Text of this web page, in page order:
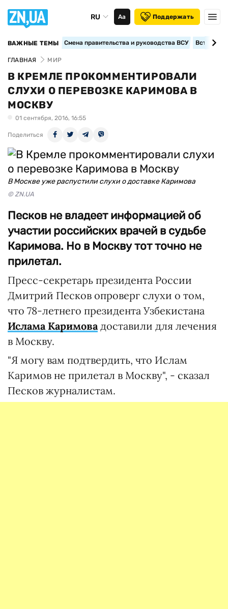
RU Аа Поддержать
ВАЖНЫЕ ТЕМЫ Смена правительства и руководства ВСУ
ГЛАВНАЯ МИР
В КРЕМЛЕ ПРОКОММЕНТИРОВАЛИ
СЛУХИ О ПЕРЕВОЗКЕ КАРИМОВА В
МОСКВУ
01 сентября, 2016, 16:55
Поделиться
В Москве уже распустили слухи о доставке Каримова
© ZN.UA
Песков не владеет информацией об
участии российских врачей в судьбе
Каримова. Но в Москву тот точно не
прилетал.
Пресс-секретарь президента России
Дмитрий Песков опроверг слухи о том,
что 78-летнего президента Узбекистана
Ислама Каримовадоставили для лечения
в Москву.
"Я могу вам подтвердить, что Ислам
Каримов не прилетал в Москву", - сказал
Песков журналистам.